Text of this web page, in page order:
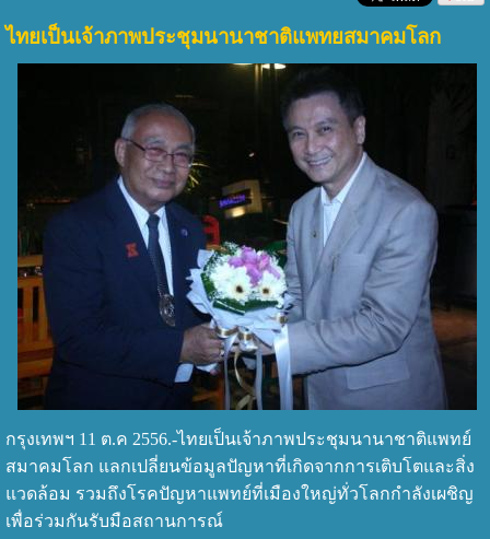
ไทยเป็นเจ้าภาพประชุมนานาชาติแพทยสมาคมโลก
กรุงเทพฯ 11 ต.ค 2556.-ไทยเป็นเจ้าภาพประชุมนานาชาติแพทย์
สมาคมโลก แลกเปลี่ยนข้อมูลปัญหาที่เกิดจากการเติบโตและสิ่ง
แวดล้อม รวมถึงโรคปัญหาแพทย์ที่เมืองใหญ่ทั่วโลกกำลังเผชิญ
เพื่อร่วมกันรับมือสถานการณ์